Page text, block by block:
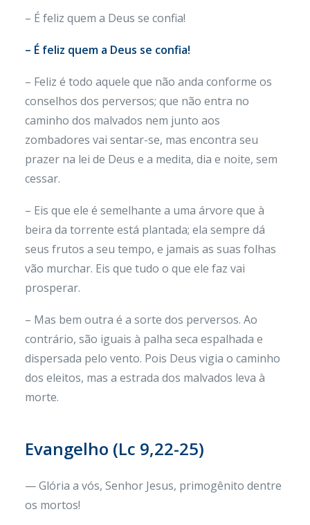
– É feliz quem a Deus se confia!
– É feliz quem a Deus se confia!
– Feliz é todo aquele que não anda conforme os
conselhos dos perversos; que não entra no
caminho dos malvados nem junto aos
zombadores vai sentar-se, mas encontra seu
prazer na lei de Deus e a medita, dia e noite, sem
cessar.
– Eis que ele é semelhante a uma árvore que à
beira da torrente está plantada; ela sempre dá
seus frutos a seu tempo, e jamais as suas folhas
vão murchar. Eis que tudo o que ele faz vai
prosperar.
– Mas bem outra é a sorte dos perversos. Ao
contrário, são iguais à palha seca espalhada e
dispersada pelo vento. Pois Deus vigia o caminho
dos eleitos, mas a estrada dos malvados leva à
morte.
Evangelho (Lc 9,22-25)
— Glória a vós, Senhor Jesus, primogênito dentre
os mortos!